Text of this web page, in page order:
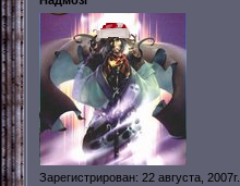
Зарегистрирован: 22 августа, 2007г.